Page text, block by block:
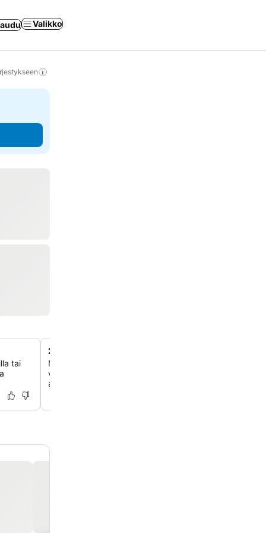
Valikko
tai
24/7 canteenM-keittiö
Nauti ympäri vuorokauden saatavilla olevasta
välipaloista, cocktaileista ja erilaisista lämpimistä ja
aterioista, mukaan lukien mestareiden aamiainen.